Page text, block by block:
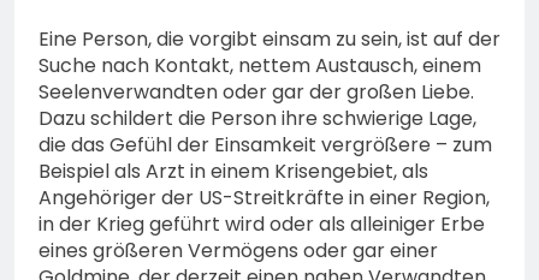
Eine Person, die vorgibt einsam zu sein, ist auf der
Suche nach Kontakt, nettem Austausch, einem
Seelenverwandten oder gar der großen Liebe.
Dazu schildert die Person ihre schwierige Lage,
die das Gefühl der Einsamkeit vergrößere – zum
Beispiel als Arzt in einem Krisengebiet, als
Angehöriger der US-Streitkräfte in einer Region,
in der Krieg geführt wird oder als alleiniger Erbe
eines größeren Vermögens oder gar einer